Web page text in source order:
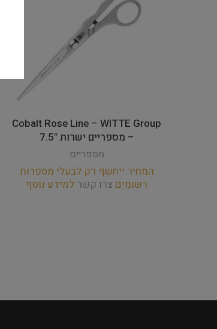
Cobalt Rose Line – WITTE Group
– מספריים ישרות 7.5″
מספריים
המחיר ייחשף רק לבעלי מספרות
רשומים צרו קשר למידע נוסף